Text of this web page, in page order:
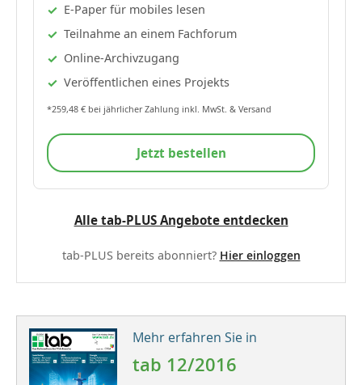
E-Paper für mobiles lesen
Teilnahme an einem Fachforum
Online-Archivzugang
Veröffentlichen eines Projekts
*259,48 € bei jährlicher Zahlung inkl. MwSt. & Versand
Jetzt bestellen
Alle tab-PLUS Angebote entdecken
tab-PLUS bereits abonniert? Hier einloggen
Mehr erfahren Sie in
tab 12/2016